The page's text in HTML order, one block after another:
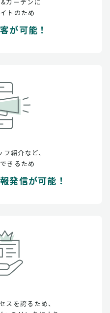
トのため
が可能！
紹介など、
きるため
発信が可能！
スを誇るため、